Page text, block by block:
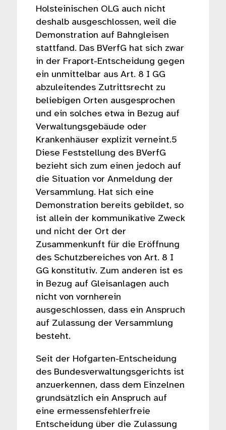
Holsteinischen OLG auch nicht
deshalb ausgeschlossen, weil die
Demonstration auf Bahngleisen
stattfand. Das BVerfG hat sich zwar
in der Fraport-Entscheidung gegen
ein unmittelbar aus Art. 8 I GG
abzuleitendes Zutrittsrecht zu
beliebigen Orten ausgesprochen
und ein solches etwa in Bezug auf
Verwaltungsgebäude oder
Krankenhäuser explizit verneint.5
Diese Feststellung des BVerfG
bezieht sich zum einen jedoch auf
die Situation vor Anmeldung der
Versammlung. Hat sich eine
Demonstration bereits gebildet, so
ist allein der kommunikative Zweck
und nicht der Ort der
Zusammenkunft für die Eröffnung
des Schutzbereiches von Art. 8 I
GG konstitutiv. Zum anderen ist es
in Bezug auf Gleisanlagen auch
nicht von vornherein
ausgeschlossen, dass ein Anspruch
auf Zulassung der Versammlung
besteht.
Seit der Hofgarten-Entscheidung
des Bundesverwaltungsgerichts ist
anzuerkennen, dass dem Einzelnen
grundsätzlich ein Anspruch auf
eine ermessensfehlerfreie
Entscheidung über die Zulassung